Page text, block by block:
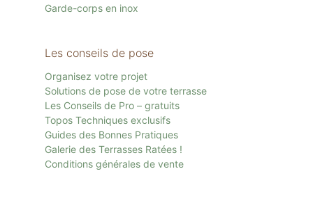
Garde-corps en inox
Les conseils de pose
Organisez votre projet
Solutions de pose de votre terrasse
Les Conseils de Pro – gratuits
Topos Techniques exclusifs
Guides des Bonnes Pratiques
Galerie des Terrasses Ratées !
Conditions générales de vente